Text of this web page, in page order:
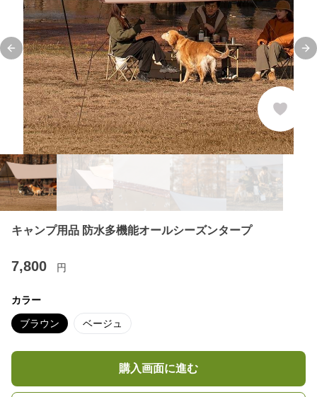
Previous slide
キャンプ用品 防水多機能オールシーズンタープ
7,800 円
カラー
ブラウン ベージュ
購入画面に進む